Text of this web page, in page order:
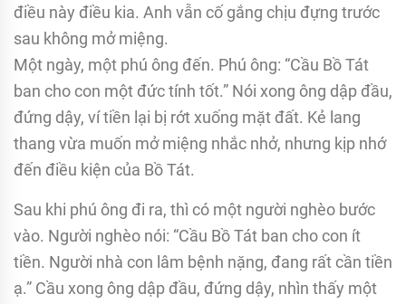
điều này điều kia. Anh vẫn cố gắng chịu đựng trước
sau không mở miệng.
Một ngày, một phú ông đến. Phú ông: “Cầu Bồ Tát
ban cho con một đức tính tốt.” Nói xong ông dập đầu,
đứng dậy, ví tiền lại bị rớt xuống mặt đất. Kẻ lang
thang vừa muốn mở miệng nhắc nhở, nhưng kịp nhớ
đến điều kiện của Bồ Tát.
Sau khi phú ông đi ra, thì có một người nghèo bước
vào. Người nghèo nói: “Cầu Bồ Tát ban cho con ít
tiền. Người nhà con lâm bệnh nặng, đang rất cần tiền
ạ.” Cầu xong ông dập đầu, đứng dậy, nhìn thấy một